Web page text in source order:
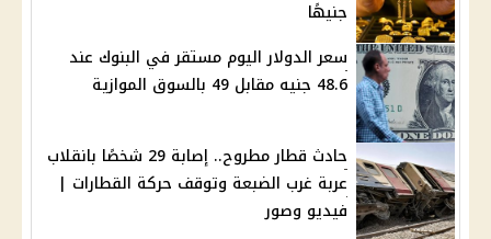
جنيهًا
سعر الدولار اليوم مستقر في البنوك عند
48.6 جنيه مقابل 49 بالسوق الموازية
حادث قطار مطروح.. إصابة 29 شخصًا بانقلاب
عربة غرب الضبعة وتوقف حركة القطارات |
فيديو وصور